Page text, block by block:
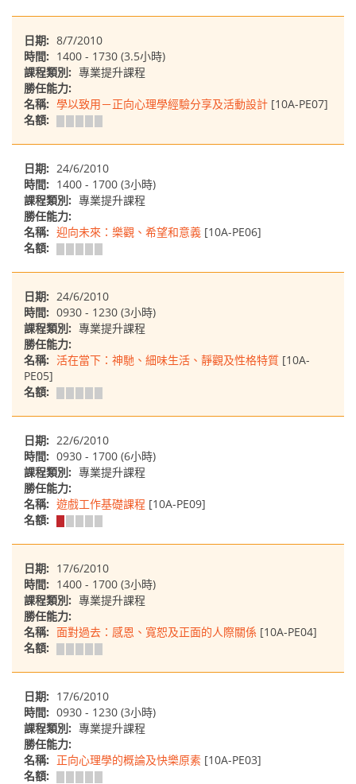
日期: 8/7/2010
時間: 1400 - 1730 (3.5小時)
課程類別: 專業提升課程
勝任能力:
名稱: 學以致用－正向心理學經驗分享及活動設計 [10A-PE07]
名額:
日期: 24/6/2010
時間: 1400 - 1700 (3小時)
課程類別: 專業提升課程
勝任能力:
名稱: 迎向未來：樂觀、希望和意義 [10A-PE06]
名額:
日期: 24/6/2010
時間: 0930 - 1230 (3小時)
課程類別: 專業提升課程
勝任能力:
名稱: 活在當下：神馳、細味生活、靜觀及性格特質 [10A-
PE05]
名額:
日期: 22/6/2010
時間: 0930 - 1700 (6小時)
課程類別: 專業提升課程
勝任能力:
名稱: 遊戲工作基礎課程 [10A-PE09]
名額:
日期: 17/6/2010
時間: 1400 - 1700 (3小時)
課程類別: 專業提升課程
勝任能力:
名稱: 面對過去：感恩、寬恕及正面的人際關係 [10A-PE04]
名額:
日期: 17/6/2010
時間: 0930 - 1230 (3小時)
課程類別: 專業提升課程
勝任能力:
名稱: 正向心理學的概論及快樂原素 [10A-PE03]
名額: